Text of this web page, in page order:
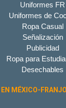
Uniformes FR
Uniformes de
Ropa Casual
Señalización
Publicidad
Ropa para
Desechables
MÉXICO-